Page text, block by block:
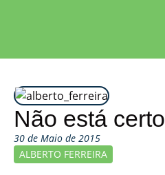
Não está certo
30 de Maio de 2015
ALBERTO FERREIRA